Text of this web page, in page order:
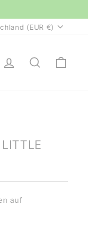
(EUR €)
EINLOGGEN
SUCHE
auf